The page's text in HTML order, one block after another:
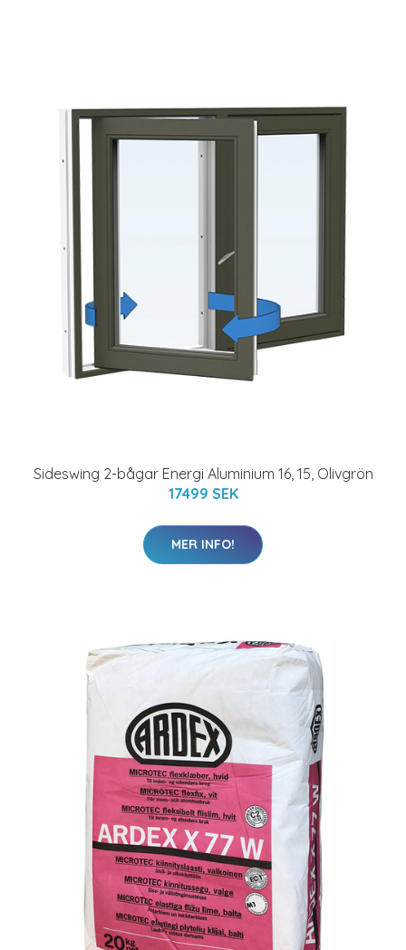
Sideswing 2-bågar Energi Aluminium 16, 15, Olivgrön
17499 SEK
MER INFO!